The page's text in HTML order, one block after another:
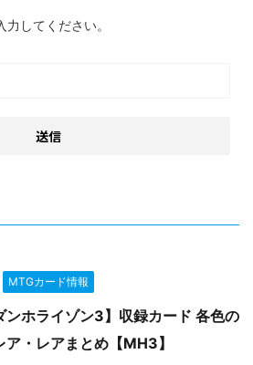
力してください。
MTGカード情報
ンホライゾン3】収録カード 各色の
ア・レアまとめ【MH3】